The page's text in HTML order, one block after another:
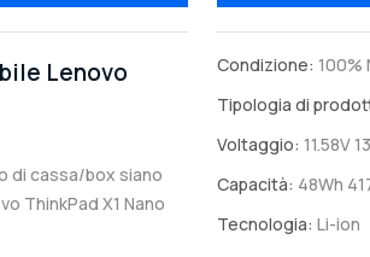
Lenovo
di cassa/box siano
ThinkPad X1 Nano
Condizione: 100%
Tipologia di
Voltaggio: 11.58V
Capacità: 48Wh
Tecnologia: Li-ion